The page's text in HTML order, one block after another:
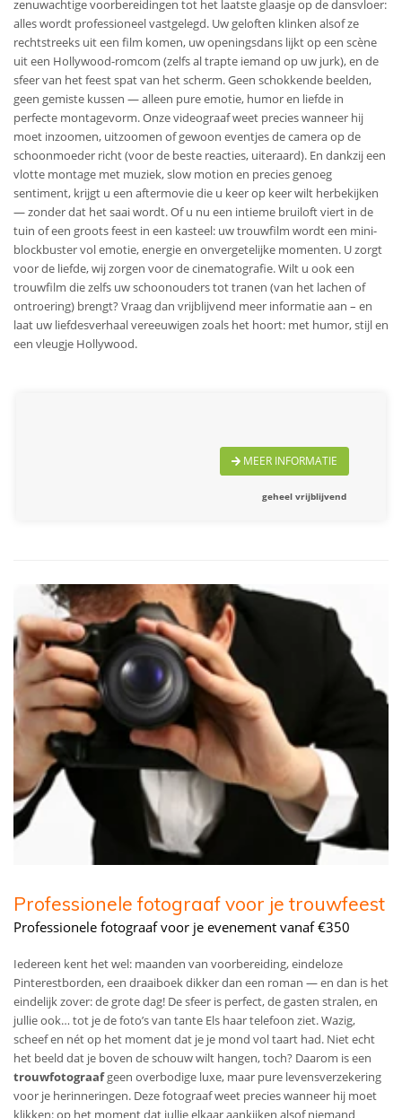
zenuwachtige voorbereidingen tot het laatste glaasje op de dansvloer:
alles wordt professioneel vastgelegd. Uw geloften klinken alsof ze
rechtstreeks uit een film komen, uw openingsdans lijkt op een scène
uit een Hollywood-romcom (zelfs al trapte iemand op uw jurk), en de
sfeer van het feest spat van het scherm. Geen schokkende beelden,
geen gemiste kussen — alleen pure emotie, humor en liefde in
perfecte montagevorm. Onze videograaf weet precies wanneer hij
moet inzoomen, uitzoomen of gewoon eventjes de camera op de
schoonmoeder richt (voor de beste reacties, uiteraard). En dankzij een
vlotte montage met muziek, slow motion en precies genoeg
sentiment, krijgt u een aftermovie die u keer op keer wilt herbekijken
— zonder dat het saai wordt. Of u nu een intieme bruiloft viert in de
tuin of een groots feest in een kasteel: uw trouwfilm wordt een mini-
blockbuster vol emotie, energie en onvergetelijke momenten. U zorgt
voor de liefde, wij zorgen voor de cinematografie. Wilt u ook een
trouwfilm die zelfs uw schoonouders tot tranen (van het lachen of
ontroering) brengt? Vraag dan vrijblijvend meer informatie aan – en
laat uw liefdesverhaal vereeuwigen zoals het hoort: met humor, stijl en
een vleugje Hollywood.
MEER INFORMATIE
geheel vrijblijvend
Professionele fotograaf voor je trouwfeest
Professionele fotograaf voor je evenement vanaf €350
Iedereen kent het wel: maanden van voorbereiding, eindeloze
Pinterestborden, een draaiboek dikker dan een roman — en dan is het
eindelijk zover: de grote dag! De sfeer is perfect, de gasten stralen, en
jullie ook… tot je de foto’s van tante Els haar telefoon ziet. Wazig,
scheef en nét op het moment dat je je mond vol taart had. Niet echt
het beeld dat je boven de schouw wilt hangen, toch? Daarom is een
trouwfotograafgeen overbodige luxe, maar pure levensverzekering
voor je herinneringen. Deze fotograaf weet precies wanneer hij moet
klikken: op het moment dat jullie elkaar aankijken alsof niemand